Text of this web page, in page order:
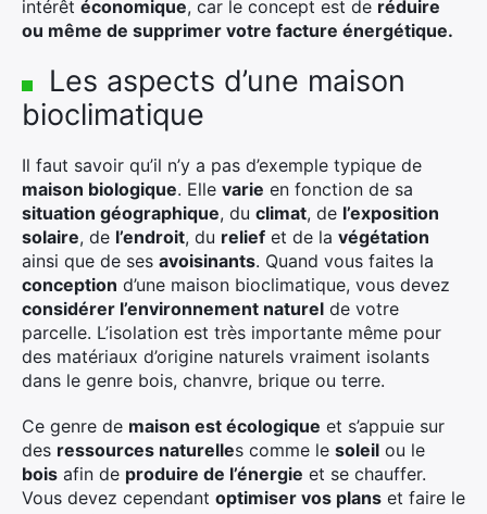
intérêt économique, car le concept est de réduire
ou même de supprimer votre facture énergétique.
Les aspects d’une maison
bioclimatique
Il faut savoir qu’il n’y a pas d’exemple typique de
maison biologique. Elle varie en fonction de sa
situation géographique, du climat, de l’exposition
solaire, de l’endroit, du relief et de la végétation
ainsi que de ses avoisinants. Quand vous faites la
conception d’une maison bioclimatique, vous devez
considérer l’environnement naturel de votre
parcelle. L’isolation est très importante même pour
des matériaux d’origine naturels vraiment isolants
dans le genre bois, chanvre, brique ou terre.
Ce genre de maison est écologique et s’appuie sur
des ressources naturelles comme le soleil ou le
bois afin de produire de l’énergie et se chauffer.
Vous devez cependant optimiser vos plans et faire le